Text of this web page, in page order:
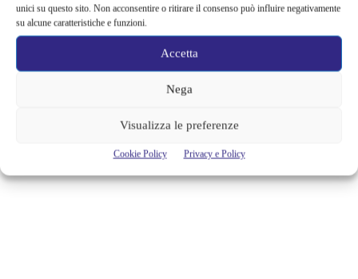
unici su questo sito. Non acconsentire o ritirare il consenso può influire negativamente
su alcune caratteristiche e funzioni.
Accetta
Nega
Visualizza le preferenze
Cookie Policy Privacy e Policy
Nella splendida cornice del Teatro degli Arcimboldi, mercoledì 24
luglio, andrà in scena La Traviata di Giuseppe Verdi nel contesto del
nuovo festival Milano Opera & Ballet dedicato all'opera lirica ideato e
diretto artisticamente dal Maestro Carlo Pesta. Gli spettatori hanno già
potuto sognare e vivere la magia del Giappone lo scorso 10 luglio con
la Madama Butterfly di Giacomo...